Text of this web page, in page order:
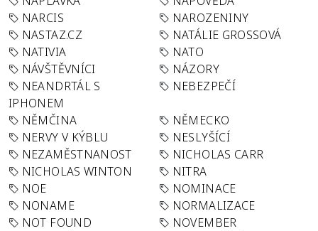
NARCIS
NAROZENINY
NASTAZ.CZ
NATÁLIE GROSSOVÁ
NATIVIA
NATO
NÁVŠTĚVNÍCI
NÁZORY
NEANDRTÁL S
IPHONEM
NEBEZPEČÍ
NĚMČINA
NĚMECKO
NERVY V KÝBLU
NESLYŠÍCÍ
NEZAMĚSTNANOST
NICHOLAS CARR
NICHOLAS WINTON
NITRA
NOE
NOMINACE
NONAME
NORMALIZACE
NOT FOUND
NOVEMBER